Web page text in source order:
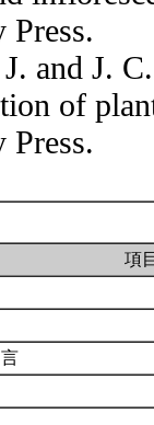
and J.
of
項